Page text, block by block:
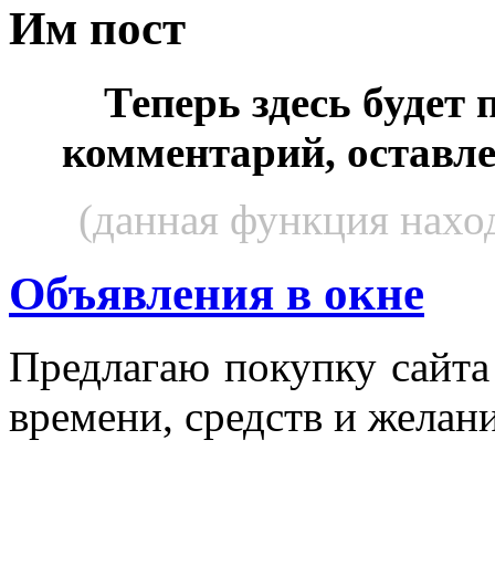
Им пост
Теперь здесь будет
комментарий,
(данная функция
Объявления в окне
Пред­ла­гаю по­куп­ку
вре­мени, средств и